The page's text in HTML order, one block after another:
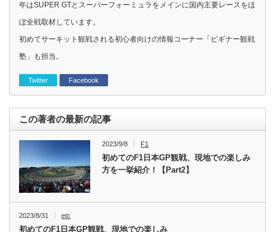
年はSUPER GTとスーパーフォーミュラをメインに国内主要レースをほ
ぼ全戦取材しています。
初めてサーキット観戦される初心者向けの情報コーナー「ビギナー観戦
塾」も担当。
Twitter Facebook
この著者の最新の記事
2023/9/8 F1
初めてのF1日本GP観戦、現地での楽しみ
方を一挙紹介！【Part2】
2023/8/31 etc
初めてのF1日本GP観戦、現地での楽しみ